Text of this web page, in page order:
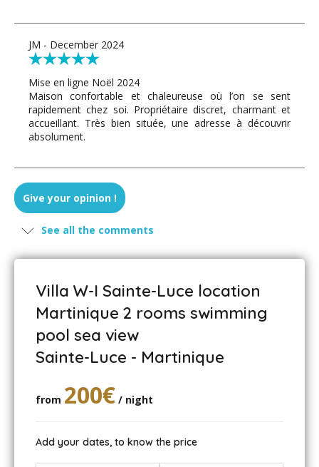
JM - December 2024
Mise en ligne Noël 2024
Maison confortable et chaleureuse où l’on se sent
rapidement chez soi. Propriétaire discret, charmant et
accueillant. Très bien située, une adresse à découvrir
absolument.
Give your opinion !
See all the comments
Villa W-I Sainte-Luce location
Martinique 2 rooms swimming
pool sea view
Sainte-Luce - Martinique
from 200€ / night
Add your dates, to know the price